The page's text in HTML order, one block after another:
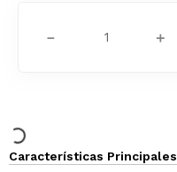
＋
－
Características Principales